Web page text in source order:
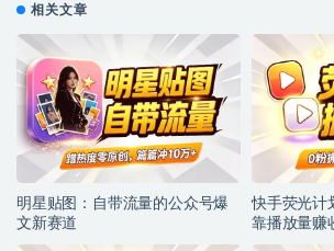
相关文章
明星贴图：自带流量的公众号爆
文新赛道
快手荧光计
靠播放量赚